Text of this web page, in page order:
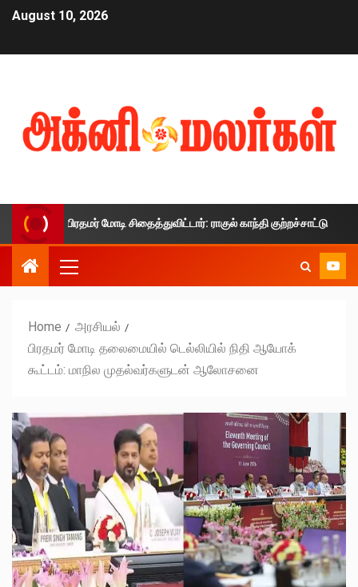
August 10, 2026
பிரதமர் மோடி சிதைத்துவிட்டார்: ராகுல் காந்தி குற்றச்சாட்டு
Home
அரசியல்
பிரதமர் மோடி தலைமையில் டெல்லியில் நிதி ஆயோக்
கூட்டம்: மாநில முதல்வர்களுடன் ஆலோசனை